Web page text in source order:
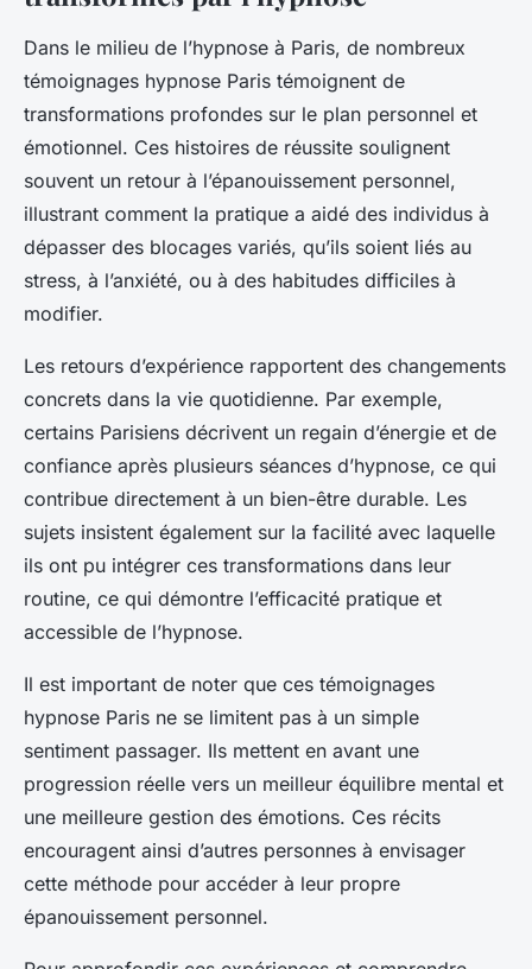
Dans le milieu de l’hypnose à Paris, de nombreux
témoignages hypnose Paris témoignent de
transformations profondes sur le plan personnel et
émotionnel. Ces histoires de réussite soulignent
souvent un retour à l’épanouissement personnel,
illustrant comment la pratique a aidé des individus à
dépasser des blocages variés, qu’ils soient liés au
stress, à l’anxiété, ou à des habitudes difficiles à
modifier.
Les retours d’expérience rapportent des changements
concrets dans la vie quotidienne. Par exemple,
certains Parisiens décrivent un regain d’énergie et de
confiance après plusieurs séances d’hypnose, ce qui
contribue directement à un bien-être durable. Les
sujets insistent également sur la facilité avec laquelle
ils ont pu intégrer ces transformations dans leur
routine, ce qui démontre l’efficacité pratique et
accessible de l’hypnose.
Il est important de noter que ces témoignages
hypnose Paris ne se limitent pas à un simple
sentiment passager. Ils mettent en avant une
progression réelle vers un meilleur équilibre mental et
une meilleure gestion des émotions. Ces récits
encouragent ainsi d’autres personnes à envisager
cette méthode pour accéder à leur propre
épanouissement personnel.